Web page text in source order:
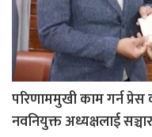
परिणाममुखी काम गर्न प्रेस
नवनियुक्त अध्यक्षलाई